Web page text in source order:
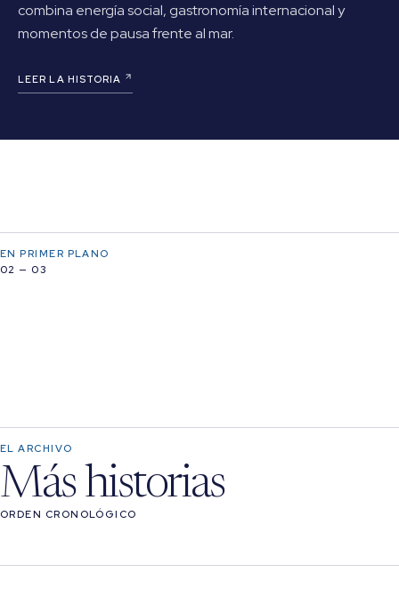
combina energía social, gastronomía internacional y
momentos de pausa frente al mar.
LEER LA HISTORIA
EN PRIMER PLANO
02 — 03
EL ARCHIVO
Más historias
ORDEN CRONOLÓGICO